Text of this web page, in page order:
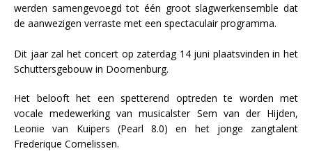
werden samengevoegd tot één groot slagwerkensemble dat
de aanwezigen verraste met een spectaculair programma.
Dit jaar zal het concert op zaterdag 14 juni plaatsvinden in het
Schuttersgebouw in Doornenburg.
Het belooft het een spetterend optreden te worden met
vocale medewerking van musicalster Sem van der Hijden,
Leonie van Kuipers (Pearl 8.0) en het jonge zangtalent
Frederique Cornelissen.